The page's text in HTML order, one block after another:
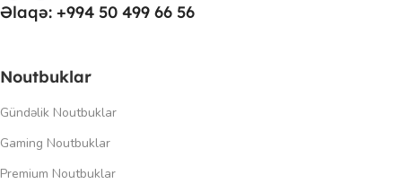
Əlaqə: +994 50 499 66 56
Noutbuklar
Gündəlik Noutbuklar
Gaming Noutbuklar
Premium Noutbuklar